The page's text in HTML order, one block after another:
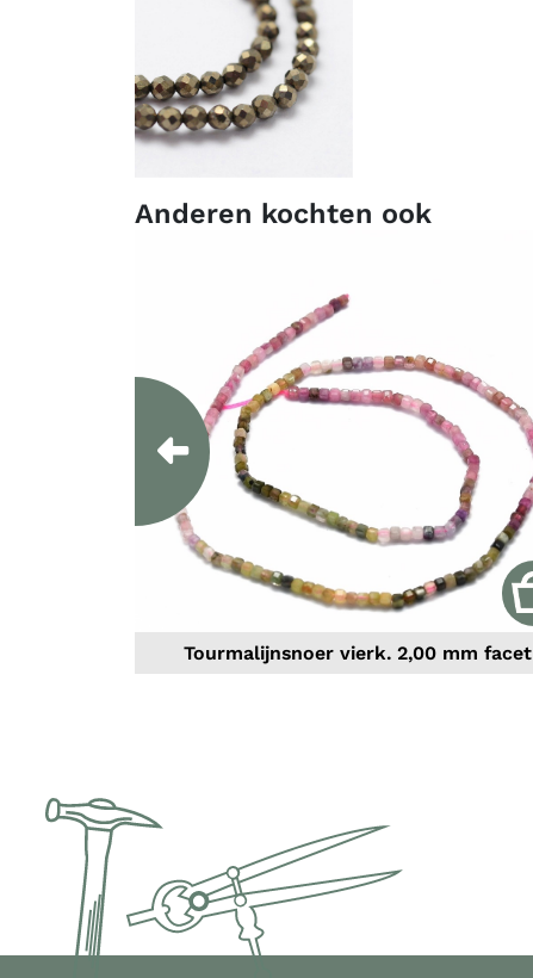
Anderen kochten ook
Tourmalijnsnoer vierk. 2,00 mm facet
Previous